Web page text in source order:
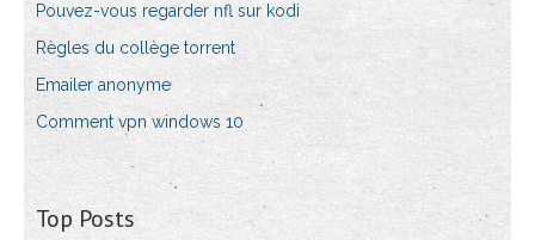
Pouvez-vous regarder nfl sur kodi
Règles du collège torrent
Emailer anonyme
Comment vpn windows 10
Top Posts